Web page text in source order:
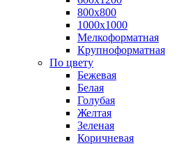
800х800
1000х1000
Мелкоформатная
Крупноформатная
По цвету
Бежевая
Белая
Голубая
Желтая
Зеленая
Коричневая